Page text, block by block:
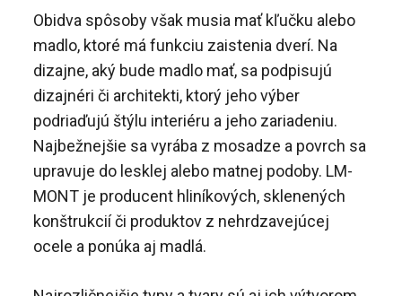
Obidva spôsoby však musia mať kľučku alebo
madlo, ktoré má funkciu zaistenia dverí. Na
dizajne, aký bude madlo mať, sa podpisujú
dizajnéri či architekti, ktorý jeho výber
podriaďujú štýlu interiéru a jeho zariadeniu.
Najbežnejšie sa vyrába z mosadze a povrch sa
upravuje do lesklej alebo matnej podoby. LM-
MONT je producent hliníkových, sklenených
konštrukcií či produktov z nehrdzavejúcej
ocele a ponúka aj madlá.